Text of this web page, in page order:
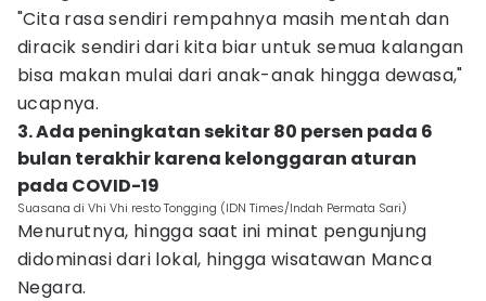
"Cita rasa sendiri rempahnya masih mentah dan
diracik sendiri dari kita biar untuk semua kalangan
bisa makan mulai dari anak-anak hingga dewasa,"
ucapnya.
3. Ada peningkatan sekitar 80 persen pada 6
bulan terakhir karena kelonggaran aturan
pada COVID-19
Suasana di Vhi Vhi resto Tongging (IDN Times/Indah Permata Sari)
Menurutnya, hingga saat ini minat pengunjung
didominasi dari lokal, hingga wisatawan Manca
Negara.